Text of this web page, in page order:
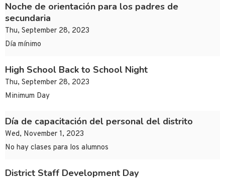
Noche de orientación para los padres de
secundaria
Thu, September 28, 2023
Día mínimo
High School Back to School Night
Thu, September 28, 2023
Minimum Day
Día de capacitación del personal del distrito
Wed, November 1, 2023
No hay clases para los alumnos
District Staff Development Day